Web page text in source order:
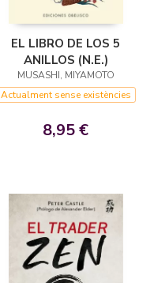
EL LIBRO DE LOS 5
ANILLOS (N.E.)
MUSASHI, MIYAMOTO
Actualment sense existències
8,95 €